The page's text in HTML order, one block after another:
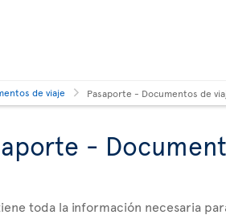
de viaje Pasaporte - Documentos de
-
toda la información necesaria